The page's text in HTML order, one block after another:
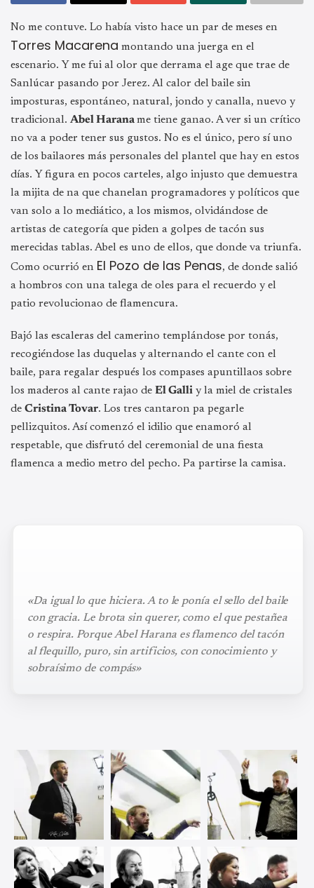
No me contuve. Lo había visto hace un par de meses en
Torres Macarena montando una juerga en el
escenario. Y me fui al olor que derrama el age que trae de
Sanlúcar pasando por Jerez. Al calor del baile sin
imposturas, espontáneo, natural, jondo y canalla, nuevo y
tradicional. Abel Haraname tiene ganao. A ver si un crítico
no va a poder tener sus gustos. No es el único, pero sí uno
de los bailaores más personales del plantel que hay en estos
días. Y figura en pocos carteles, algo injusto que demuestra
la mijita de na que chanelan programadores y políticos que
van solo a lo mediático, a los mismos, olvidándose de
artistas de categoría que piden a golpes de tacón sus
merecidas tablas. Abel es uno de ellos, que donde va triunfa.
Como ocurrió en El Pozo de las Penas, de donde salió
a hombros con una talega de oles para el recuerdo y el
patio revolucionao de flamencura.
Bajó las escaleras del camerino templándose por tonás,
recogiéndose las duquelas y alternando el cante con el
baile, para regalar después los compases apuntillaos sobre
los maderos al cante rajao de El Galli y la miel de cristales
de Cristina Tovar. Los tres cantaron pa pegarle
pellizquitos. Así comenzó el idilio que enamoró al
respetable, que disfrutó del ceremonial de una fiesta
flamenca a medio metro del pecho. Pa partirse la camisa.
«Da igual lo que hiciera. A to le ponía el sello del baile
con gracia. Le brota sin querer, como el que pestañea
o respira. Porque Abel Harana es flamenco del tacón
al flequillo, puro, sin artificios, con conocimiento y
sobraísimo de compás»